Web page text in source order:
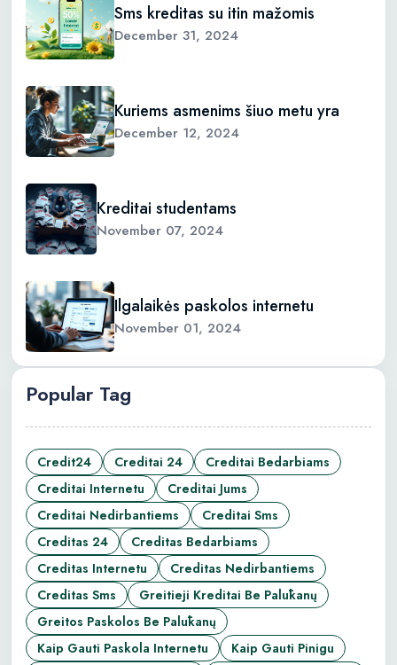
Sms kreditas su itin mažomis
December 31, 2024
Kuriems asmenims šiuo metu yra
December 12, 2024
Kreditai studentams
November 07, 2024
Ilgalaikės paskolos internetu
November 01, 2024
Popular Tag
Credit24 Creditai 24
Creditai Bedarbiams
Creditai Internetu
Creditai Jums
Creditai Nedirbantiems
Creditai Sms
Creditas 24
Creditas Bedarbiams
Creditas Internetu
Creditas Nedirbantiems
Creditas Sms
Greitieji Kreditai Be Palūkanų
Greitos Paskolos Be Palūkanų
Kaip Gauti Paskola Internetu
Kaip Gauti Pinigu